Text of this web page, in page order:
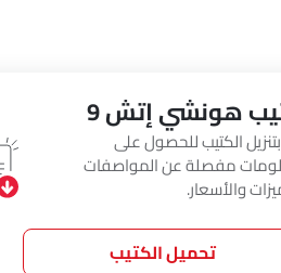
هونشي إتش 9
الكتيب للحصول على
مفصلة عن المواصفات
والأسعار.
تحميل الكتيب